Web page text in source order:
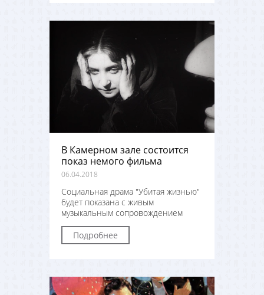
В Камерном зале состоится
показ немого фильма
06.04.2018
Социальная драма "Убитая жизнью"
будет показана с живым
музыкальным сопровождением
Подробнее